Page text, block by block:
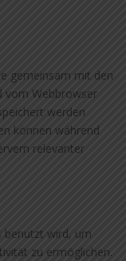
gemeinsam mit den
vom Webbrowser
werden
können während
relevanter
benutzt wird, um
zu ermöglichen.